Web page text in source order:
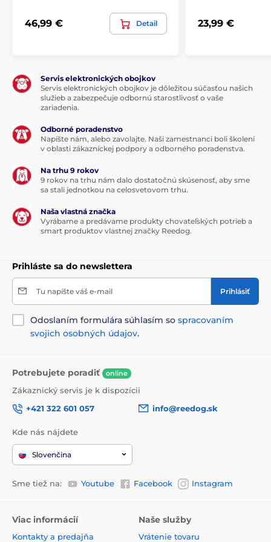
Cestovanie Tašky pre psov Mačka
46,99 € Detail 23,99 €
Servis elektronických obojkov
Servis elektronických obojkov je dôležitou súčasťou našich
služieb a zabezpečuje odbornú starostlivosť o vaše
zariadenia.
Odborné poradenstvo
Napíšte nám, alebo zavolajte. Naši zamestnanci boli školení
v oblasti zákazníckej podpory a odborného poradenstva.
Na trhu 9 rokov
9 rokov na trhu nám dalo dostatočnú skúsenosť, aby sme
sa stali jednotkou na celosvetovom trhu.
Naša vlastná značka
Vyrábame a predávame produkty chovateľských potrieb a
smart produktov vlastnej značky Reedog.
Prihláste sa do newslettera
Tu napíšte váš e-mail Prihlásiť
Odoslaním formulára súhlasím so spracovaním
svojich osobných údajov.
Potrebujete poradiť online
Zákaznický servis je k dispozícii
+421 322 601 057
info@reedog.sk
Kde nás nájdete
Slovenčina
Sme tiež na: Youtube Facebook Instagram
Viac informácií
Kontakty a predajňa
Naše služby
Vrátenie tovaru